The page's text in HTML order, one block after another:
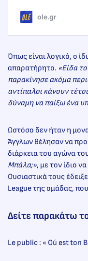
ole.gr
Όπως είναι λογικό, ο
απαρατήρητο. «Είδα
παρακίνησε ακόμα
αντίπαλοι κάνουν
δύναμη να παίξω ένα
Ωστόσο δεν ήταν η
Άγγλων θέλησαν να
διάρκεια του αγώνα
Μπάλα;», με τον ίδιο
Ουσιαστικά τους
League της ομάδας,
Δείτε παρακάτω
Le public : « Oú est ton